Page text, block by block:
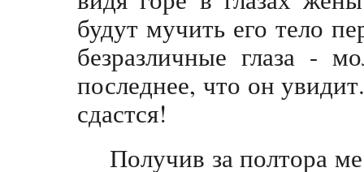
будут мучить его тело
безразличные глаза -
последнее, что он
сдастся!
Получив за полтора